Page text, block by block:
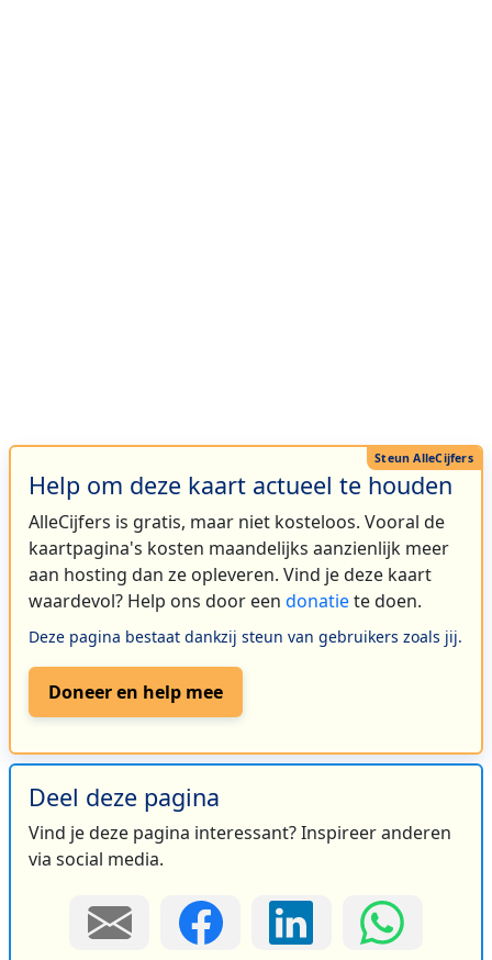
Help om deze kaart actueel te houden
AlleCijfers is gratis, maar niet kosteloos. Vooral de
kaartpagina's kosten maandelijks aanzienlijk meer
aan hosting dan ze opleveren. Vind je deze kaart
waardevol? Help ons door een donatiete doen.
Deze pagina bestaat dankzij steun van gebruikers zoals jij.
Doneer en help mee
Deel deze pagina
Vind je deze pagina interessant? Inspireer anderen
via social media.